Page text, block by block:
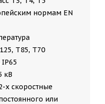
нормам EN
T85, T70
кВ
х скоростные
или